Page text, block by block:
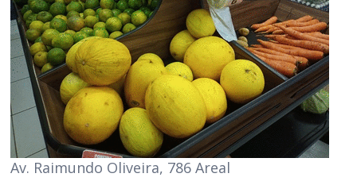
Av. Raimundo Oliveira, 786 Areal